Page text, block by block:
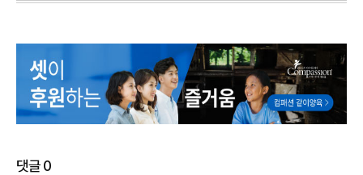
댓글0